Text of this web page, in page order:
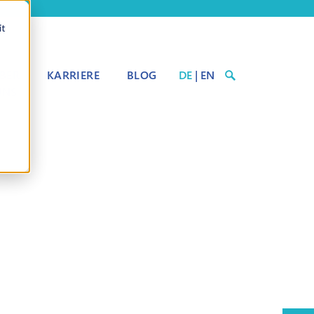
KARRIERE BLOG DE| EN